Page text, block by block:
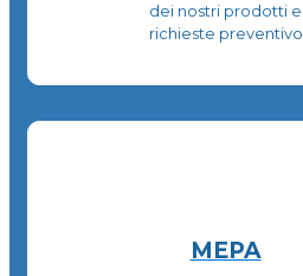
dei nostri prodotti e
richieste preventivo
MEPA